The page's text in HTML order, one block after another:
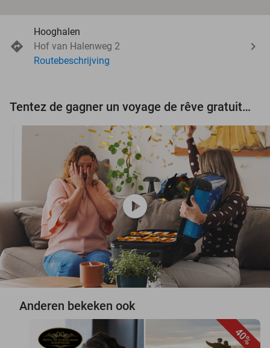
Hooghalen
Hof van Halenweg 2
Routebeschrijving
Tentez de gagner un voyage de rêve gratuit d'une valeur de 3.000 € !
play_circle
Anderen bekeken ook
40%